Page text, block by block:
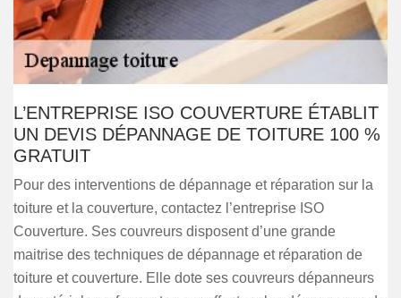
L’ENTREPRISE ISO COUVERTURE ÉTABLIT
UN DEVIS DÉPANNAGE DE TOITURE 100 %
GRATUIT
Pour des interventions de dépannage et réparation sur la
toiture et la couverture, contactez l’entreprise ISO
Couverture. Ses couvreurs disposent d’une grande
maitrise des techniques de dépannage et réparation de
toiture et couverture. Elle dote ses couvreurs dépanneurs